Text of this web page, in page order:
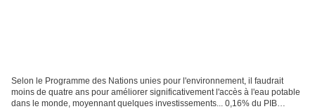
Selon le Programme des Nations unies pour l'environnement, il faudrait
moins de quatre ans pour améliorer significativement l'accès à l'eau potable
dans le monde, moyennant quelques investissements... 0,16% du PIB